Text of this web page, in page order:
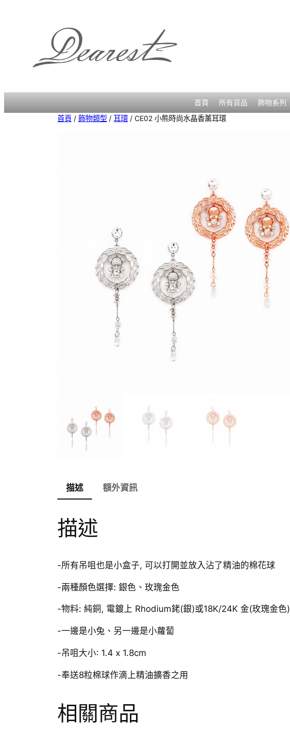
首頁 所有貨品 飾物系列
首頁 / 飾物類型 / 耳環 / CE02 小熊時尚水晶香薰耳環
描述 額外資訊
描述
-所有吊咀也是小盒子, 可以打開並放入沾了精油的棉花球
-兩種顏色選擇: 銀色、玫瑰金色
-物料: 純銅, 電鍍上 Rhodium銠(銀)或18K/24K 金(玫瑰金色)
-一邊是小兔、另一邊是小蘿蔔
-吊咀大小: 1.4 x 1.8cm
-奉送8粒棉球作滴上精油擴香之用
相關商品